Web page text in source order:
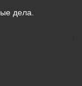
дела.